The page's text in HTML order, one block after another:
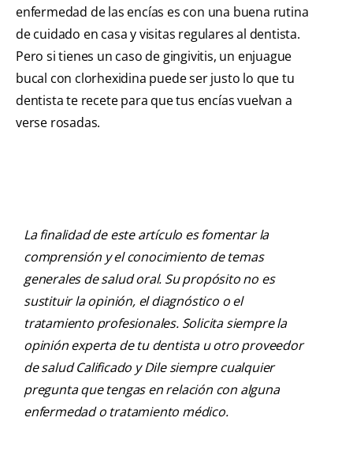
enfermedad de las encías es con una buena rutina
de cuidado en casa y visitas regulares al dentista.
Pero si tienes un caso de gingivitis, un enjuague
bucal con clorhexidina puede ser justo lo que tu
dentista te recete para que tus encías vuelvan a
verse rosadas.
La finalidad de este artículo es fomentar la
comprensión y el conocimiento de temas
generales de salud oral. Su propósito no es
sustituir la opinión, el diagnóstico o el
tratamiento profesionales. Solicita siempre la
opinión experta de tu dentista u otro proveedor
de salud Calificado y Dile siempre cualquier
pregunta que tengas en relación con alguna
enfermedad o tratamiento médico.